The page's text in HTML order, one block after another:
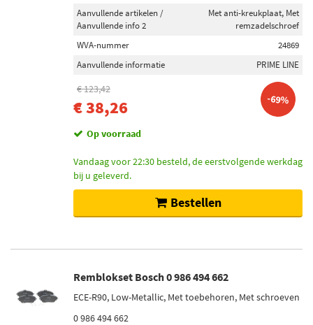
Inbouwplaats
Vooras (13)
Achteras (1)
Interne ventilatie (3)
Geventileerd (2)
Geperforeerd/interne ventilatie (1)
21 (1)
Aanvullende artikelen /
Aanvullende info 2
Met anti-kreukplaat, Met
remzadelschroef
WVA-nummer
24869
Aanvullende informatie
PRIME LINE
€ 123,42
€ 38,26 -69%
Op voorraad
Vandaag voor 22:30 besteld, de eerstvolgende werkdag
bij u geleverd.
Bestellen
Remblokset Bosch 0 986 494 662
ECE-R90, Low-Metallic, Met toebehoren, Met schroeven
0 986 494 662